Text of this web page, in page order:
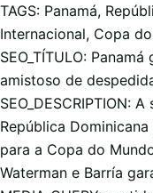
TAGS: Panamá,
Internacional, Copa
SEO_TÍTULO:
amistoso de
SEO_DESCRIPTION:
República
para a Copa do
Waterman e Barría